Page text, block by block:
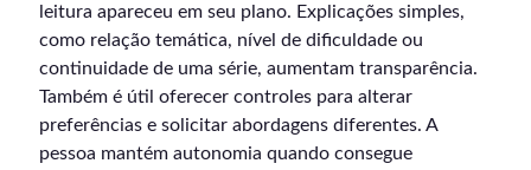
leitura apareceu em seu plano. Explicações simples,
como relação temática, nível de dificuldade ou
continuidade de uma série, aumentam transparência.
Também é útil oferecer controles para alterar
preferências e solicitar abordagens diferentes. A
pessoa mantém autonomia quando consegue